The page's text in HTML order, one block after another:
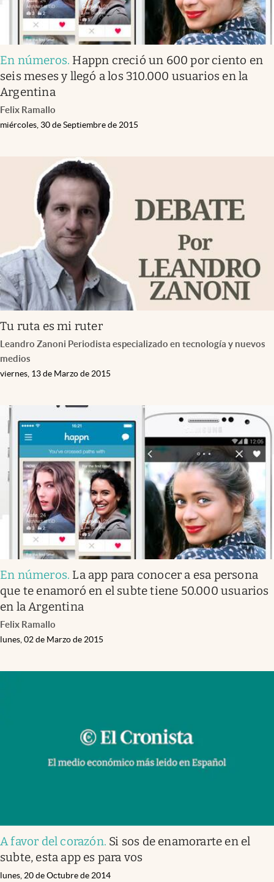
En números. Happn creció un 600 por ciento en
seis meses y llegó a los 310.000 usuarios en la
Argentina
Felix Ramallo
miércoles, 30 de Septiembre de 2015
Tu ruta es mi ruter
Leandro Zanoni Periodista especializado en tecnología y nuevos
medios
viernes, 13 de Marzo de 2015
En números. La app para conocer a esa persona
que te enamoró en el subte tiene 50.000 usuarios
en la Argentina
Felix Ramallo
lunes, 02 de Marzo de 2015
A favor del corazón. Si sos de enamorarte en el
subte, esta app es para vos
lunes, 20 de Octubre de 2014